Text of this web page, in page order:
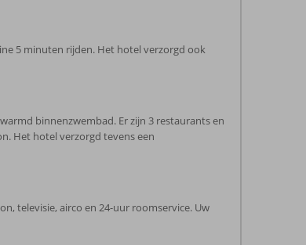
5 minuten rijden. Het hotel verzorgd ook
binnenzwembad. Er zijn 3 restaurants en
Het hotel verzorgd tevens een
televisie, airco en 24-uur roomservice. Uw